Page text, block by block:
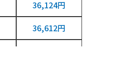
36,124円
36,612円